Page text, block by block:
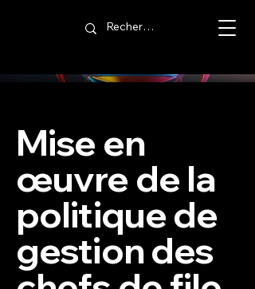
Mise en
œuvre de la
politique de
gestion des